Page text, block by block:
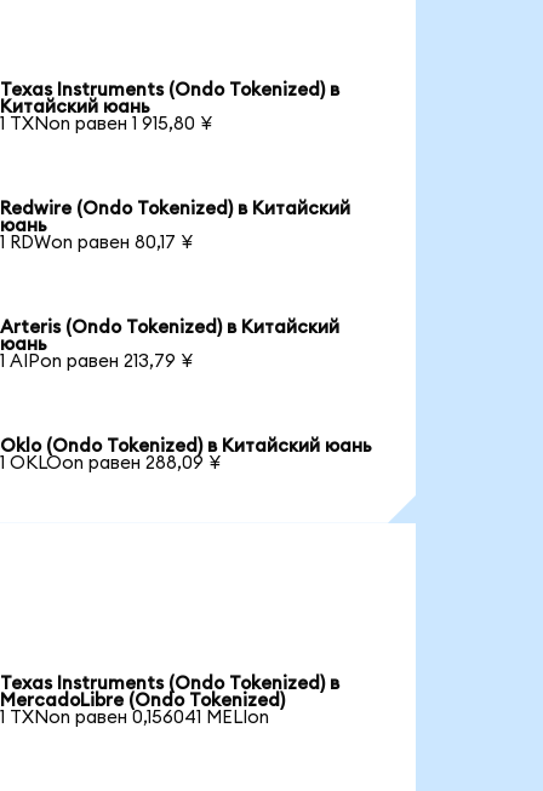
Texas Instruments (Ondo Tokenized) в
Китайский юань
1 TXNon равен 1 915,80 ¥
Redwire (Ondo Tokenized) в Китайский
юань
1 RDWon равен 80,17 ¥
Arteris (Ondo Tokenized) в Китайский
юань
1 AIPon равен 213,79 ¥
Oklo (Ondo Tokenized) в Китайский юань
1 OKLOon равен 288,09 ¥
Texas Instruments (Ondo Tokenized) в
MercadoLibre (Ondo Tokenized)
1 TXNon равен 0,156041 MELIon